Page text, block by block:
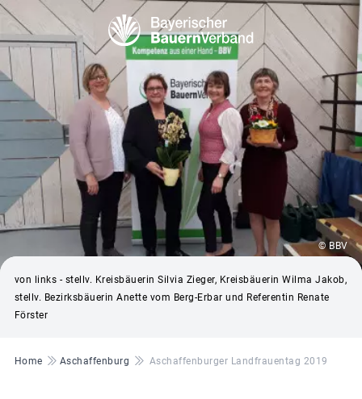
© BBV
von links - stellv. Kreisbäuerin Silvia Zieger, Kreisbäuerin Wilma Jakob,
stellv. Bezirksbäuerin Anette vom Berg-Erbar und Referentin Renate
Förster
Pfadnavigation
Home Aschaffenburg Aschaffenburger Landfrauentag 2019